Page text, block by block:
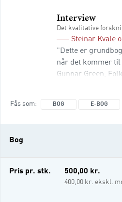
Interview
Det kvalitative
Steinar Kvale
"Dette er
når det kommer
Gunnar Green,
Fås som BOG E-BOG
Bog
e-bog
Pris pr. stk. 500,00 kr.
400,00 kr. ekskl.